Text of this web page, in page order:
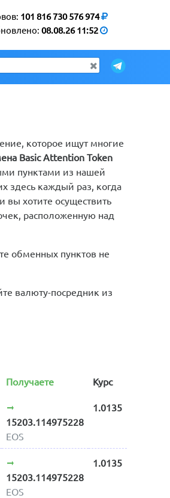
101 816 730 576 974
08.08.26 11:52
которое ищут многие
Basic Attention Token
пунктами из нашей
здесь каждый раз, когда
вы хотите осуществить
расположенную над
обменных пунктов не
валюту-посредник из
Получаете Курс
15203.114975228
EOS
1.0135
15203.114975228
EOS
1.0135